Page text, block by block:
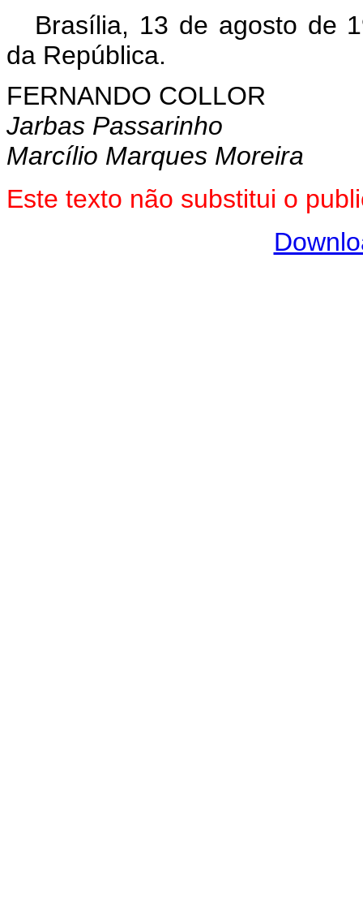
Brasília, 13 de agosto de
da República.
FERNANDO COLLOR
Jarbas Passarinho
Marcílio Marques Moreira
Este texto não substitui o